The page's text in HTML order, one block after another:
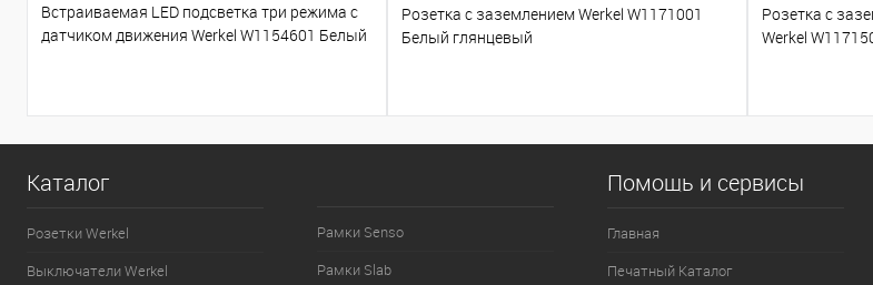
Встраиваемая LED подсветка три режима с
датчиком движения Werkel W1154601 Белый
Розетка с заземлением Werkel W1171001
Белый глянцевый
Розетка с
Werkel
Каталог
Розетки Werkel
Выключатели Werkel
Рамки Senso
Рамки Slab
Помощь и сервисы
Главная
Печатный Каталог